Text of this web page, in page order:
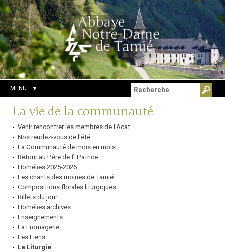
Aller
au
contenu.
|
Aller
à
la
navigation
Outils
personnels
Chercher par
Recherche
avancée…
MENU
Navigation
La vie de la communauté
Venir rencontrer les membres de l'Acat
Nos rendez-vous de l'été
La Communauté de mois en mois
Retour au Père de f. Patrice
Homélies 2025-2026
Les chants des moines de Tamié
Compositions florales liturgiques
Billets du jour
Homélies archives
Enseignements
La Fromagerie
Les Liens
La Liturgie